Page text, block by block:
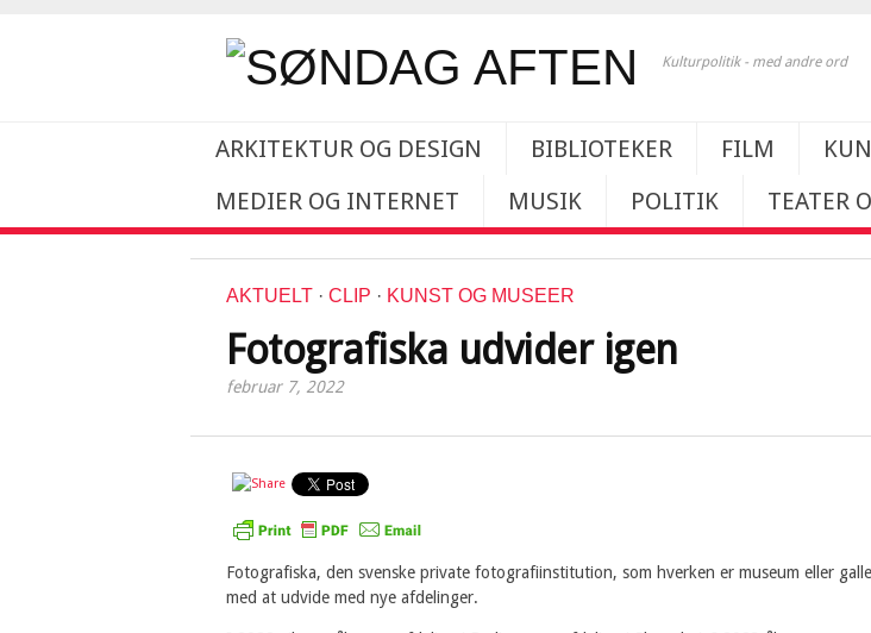
Kulturpolitik - med andre ord
ARKITEKTUR OG DESIGN BIBLIOTEKER FILM
MEDIER OG INTERNET
MUSIK POLITIK TEATER
AKTUELT · CLIP · KUNST OG MUSEER
Fotografiska udvider igen
februar 7, 2022
Fotografiska, den svenske private fotografiinstitution, som hverken er museum eller
med at udvide med nye afdelinger.